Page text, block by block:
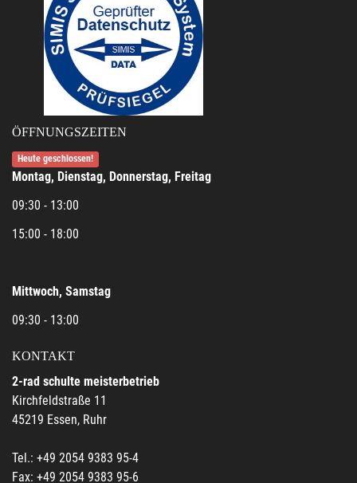
ÖFFNUNGSZEITEN
Heute geschlossen!
Montag, Dienstag, Donnerstag, Freitag
09:30 - 13:00
15:00 - 18:00
Mittwoch, Samstag
09:30 - 13:00
KONTAKT
2-rad schulte meisterbetrieb
Kirchfeldstraße 11
45219 Essen, Ruhr
Tel.: +49 2054 9383 95-4
Fax: +49 2054 9383 95-6